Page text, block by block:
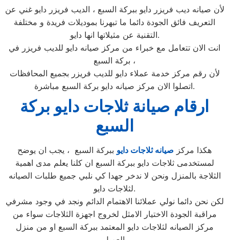
لأن صيانه ديب فريزر دايو ببركة السبع ، الديب فريزر دايو غني عن
التعريف فائق الجودة دائما ما تبهرنا بموديلات فريدة و مختلفة
التقنية عن مثيلاتها انها دايو.
انت الان تتعامل مع خبراء من مركز صيانه دايو للديب فريزر في
بركة السبع ،
لأن رقم مركز خدمة عملاء دايو للديب فريزر بجميع المحافظات
اتصلوا الان مركز صيانه دايو بركة السبع مباشرة.
ارقام صيانة ثلاجات دايو بركة
السبع
هكذا مركز صيانه ثلاجات دايو ببركة السبع ، يجب ان يوضح
لمستخدمى ثلاجات دايو ببركة السبع ان كلنا يعلم مدى اهمية
الثلاجة بالمنزل ونحن لا ندخر جهدا كي نلبي جميع طلبات الصيانه
لثلاجات دايو.
لكن نحن دائما نولي عملائنا الاهتمام الدائم ونجد في وجود مشرفي
مراقبة الجودة الاختيار الامثل لخروج اجهزة الثلاجات سواء من
مركز الصيانه لثلاجات دايو المعتمد ببركة السبع او من منزل